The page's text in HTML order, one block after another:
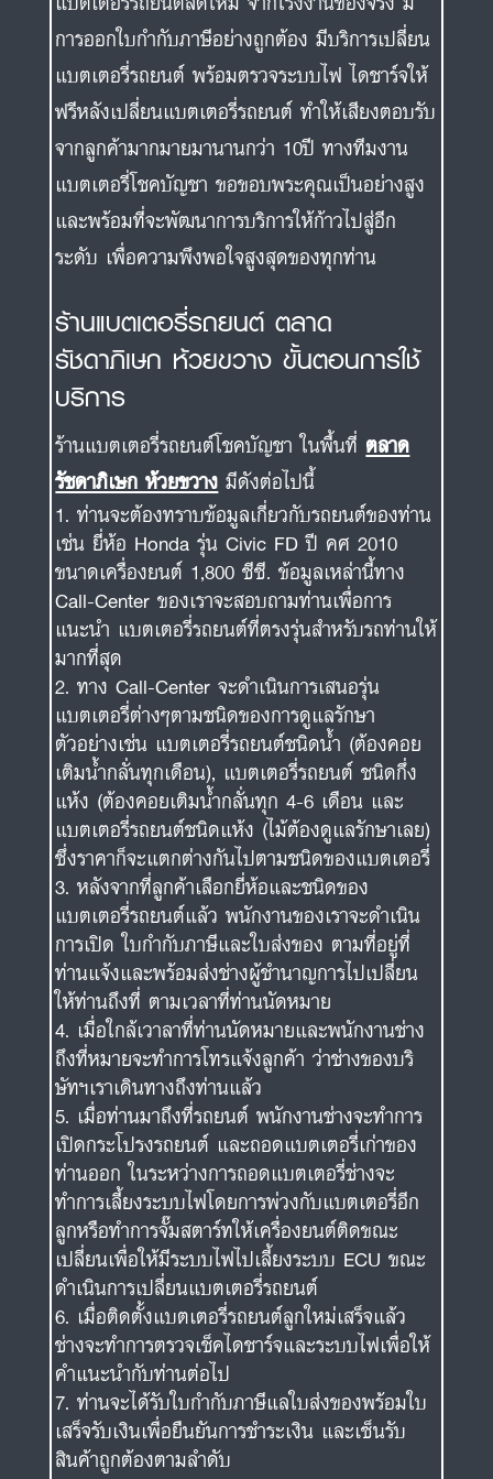
การออกใบกำกับภาษีอย่างถูกต้อง มีบริการเปลี่ยน
แบตเตอรี่รถยนต์ พร้อมตรวจระบบไฟ ไดชาร์จให้
ฟรีหลังเปลี่ยนแบตเตอรี่รถยนต์ ทำให้เสียงตอบรับ
จากลูกค้ามากมายมานานกว่า 10ปี ทางทีมงาน
แบตเตอรี่โชคบัญชา ขอขอบพระคุณเป็นอย่างสูง
และพร้อมที่จะพัฒนาการบริการให้ก้าวไปสู่อีก
ระดับ เพื่อความพึงพอใจสูงสุดของทุกท่าน
ร้านแบตเตอรี่รถยนต์ ตลาด
รัชดาภิเษก ห้วยขวาง ขั้นตอนการใช้
บริการ
ร้านแบตเตอรี่รถยนต์โชคบัญชา ในพื้นที่ ตลาด
รัชดาภิเษก ห้วยขวาง มีดังต่อไปนี้
ท่านจะต้องทราบข้อมูลเกี่ยวกับรถยนต์ของท่าน
เช่น ยี่ห้อ Honda รุ่น Civic FD ปี คศ 2010
ขนาดเครื่องยนต์ 1,800 ซีซี. ข้อมูลเหล่านี้ทาง
Call-Center ของเราจะสอบถามท่านเพื่อการ
แนะนำ แบตเตอรี่รถยนต์ที่ตรงรุ่นสำหรับรถท่านให้
มากที่สุด
ทาง Call-Center จะดำเนินการเสนอรุ่น
แบตเตอรี่ต่างๆตามชนิดของการดูแลรักษา
ตัวอย่างเช่น แบตเตอรี่รถยนต์ชนิดน้ำ (ต้องคอย
เติมน้ำกลั่นทุกเดือน), แบตเตอรี่รถยนต์ ชนิดกึ่ง
แห้ง (ต้องคอยเติมน้ำกลั่นทุก 4-6 เดือน และ
แบตเตอรี่รถยนต์ชนิดแห้ง (ไม้ต้องดูแลรักษาเลย)
ซึ่งราคาก็จะแตกต่างกันไปตามชนิดของแบตเตอรี่
หลังจากที่ลูกค้าเลือกยี่ห้อและชนิดของ
แบตเตอรี่รถยนต์แล้ว พนักงานของเราจะดำเนิน
การเปิด ใบกำกับภาษีและใบส่งของ ตามที่อยู่ที่
ท่านแจ้งและพร้อมส่งช่างผู้ชำนาญการไปเปลี่ยน
ให้ท่านถึงที่ ตามเวลาที่ท่านนัดหมาย
เมื่อใกล้เวาลาที่ท่านนัดหมายและพนักงานช่าง
ถึงที่หมายจะทำการโทรแจ้งลูกค้า ว่าช่างของบริ
ษัทฯเราเดินทางถึงท่านแล้ว
เมื่อท่านมาถึงที่รถยนต์ พนักงานช่างจะทำการ
เปิดกระโปรงรถยนต์ และถอดแบตเตอรี่เก่าของ
ท่านออก ในระหว่างการถอดแบตเตอรี่ช่างจะ
ทำการเลี้ยงระบบไฟโดยการพ่วงกับแบตเตอรี่อีก
ลูกหรือทำการจั๊มสตาร์ทให้เครื่องยนต์ติดขณะ
เปลี่ยนเพื่อให้มีระบบไฟไปเลี้ยงระบบ ECU ขณะ
ดำเนินการเปลี่ยนแบตเตอรี่รถยนต์
เมื่อติดตั้งแบตเตอรี่รถยนต์ลูกใหม่เสร็จแล้ว
ช่างจะทำการตรวจเช็คไดชาร์จและระบบไฟเพื่อให้
คำแนะนำกับท่านต่อไป
ท่านจะได้รับใบกำกับภาษีแลใบส่งของพร้อมใบ
เสร็จรับเงินเพื่อยืนยันการชำระเงิน และเซ็นรับ
สินค้าถูกต้องตามลำดับ